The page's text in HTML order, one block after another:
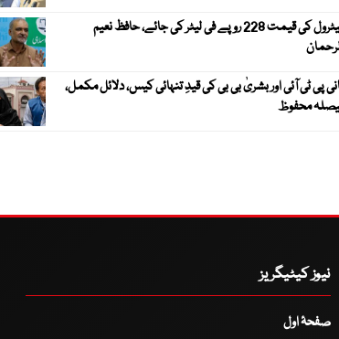
پیٹرول کی قیمت 228 روپے فی لیٹر کی جائے، حافظ نعیم
پی ٹی آئی اور بشریٰ بی بی کی قیدِ تنہائی کیس، دلائل مکمل،
محفوظ
نیوز کیٹیگریز
صفحۂ اول